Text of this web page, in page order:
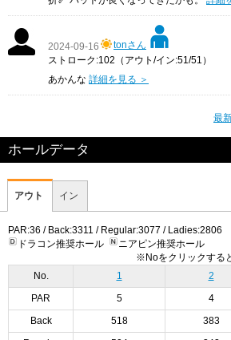
2024-09-16
tonさん
ストローク:102（アウト/イン:51/51）
あかんな 詳細を見る ＞
最
ホールデータ
アウト イン
PAR:36 / Back:3311 / Regular:3077 / Ladies:2806
ドラコン推奨ホール
ニアピン推奨ホール
※Noをクリックする
No.
1 2
PAR 5 4
Back 518 383